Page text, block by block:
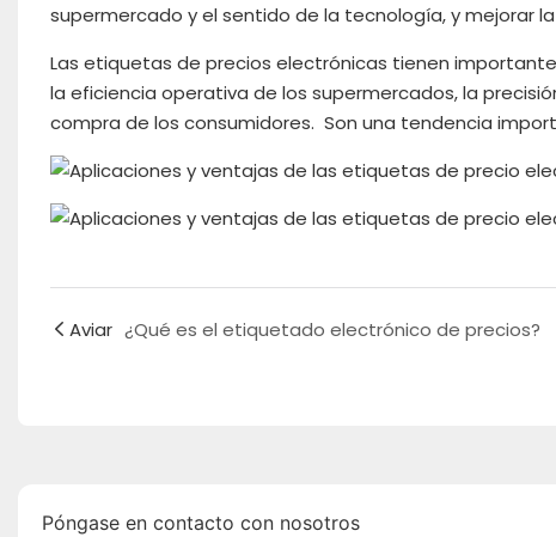
supermercado y el sentido de la tecnología, y mejorar
Las etiquetas de precios electrónicas tienen
la eficiencia operativa de los supermercados, la
compra de los consumidores. Son una tendencia
Aviar ¿Qué es el etiquetado electrónico de precios?
Póngase en contacto con nosotros